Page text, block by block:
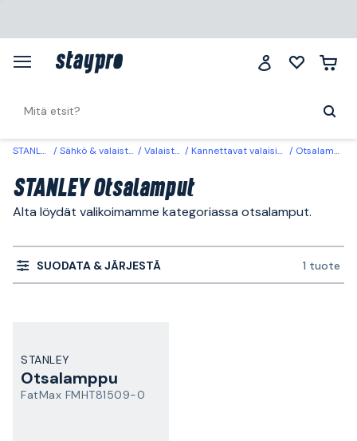
STANLEY Sähkö & valaistus Valaistus Kannettavat valaisimet Otsalamput
STANLEY Otsalamput
Alta löydät valikoimamme kategoriassa otsalamput.
SUODATA & JÄRJESTÄ 1 tuote
STANLEY
Otsalamppu
FatMax FMHT81509-0